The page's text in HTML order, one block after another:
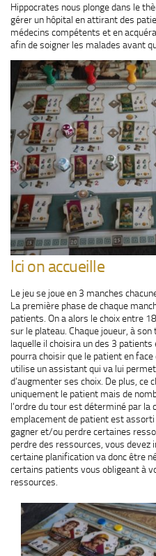
Hippocrates nous plonge dans le
gérer un hôpital en attirant des
médecins compétents et en
afin de soigner les malades avant
Ici on accueille
Le jeu se joue en 3 manches
La première phase de chaque
patients. On a alors le choix entre
sur le plateau. Chaque joueur, à
laquelle il choisira un des 3
pourra choisir que le patient en
utilise un assistant qui va lui
d’augmenter ses choix. De plus, ce
uniquement le patient mais de
l’ordre du tour est déterminé par la
emplacement de patient est
gagner et/ou perdre certaines
perdre des ressources, vous
certaine planification va donc être
certains patients vous obligeant à
ressources.